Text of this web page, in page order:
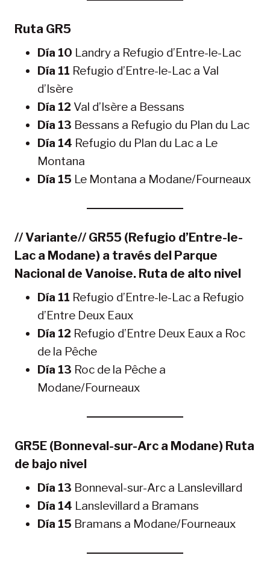
Ruta GR5
Día 10 Landry a Refugio d’Entre-le-Lac
Día 11 Refugio d’Entre-le-Lac a Val
d’Isère
Día 12 Val d’Isère a Bessans
Día 13 Bessans a Refugio du Plan du Lac
Día 14 Refugio du Plan du Lac a Le
Montana
Día 15 Le Montana a Modane/Fourneaux
// Variante// GR55 (Refugio d’Entre-le-
Lac a Modane) a través del Parque
Nacional de Vanoise. Ruta de alto nivel
Día 11 Refugio d’Entre-le-Lac a Refugio
d’Entre Deux Eaux
Día 12 Refugio d’Entre Deux Eaux a Roc
de la Pêche
Día 13 Roc de la Pêche a
Modane/Fourneaux
GR5E (Bonneval-sur-Arc a Modane) Ruta
de bajo nivel
Día 13 Bonneval-sur-Arc a Lanslevillard
Día 14 Lanslevillard a Bramans
Día 15 Bramans a Modane/Fourneaux